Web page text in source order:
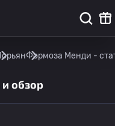
Формоза Менди -
обзор